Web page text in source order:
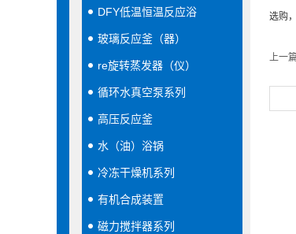
DFY低温恒温反应浴
玻璃反应釜（器）
re旋转蒸发器（仪）
循环水真空泵系列
高压反应釜
水（油）浴锅
冷冻干燥机系列
有机合成装置
磁力搅拌器系列
选购
上一篇